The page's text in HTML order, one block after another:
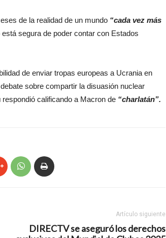
de la realidad de un mundo “cada vez más
segura de poder contar con Estados
de enviar tropas europeas a Ucrania en
sobre compartir la disuasión nuclear
calificando a Macron de “charlatán”.
Artículo siguiente
DIRECTV se aseguró los derechos